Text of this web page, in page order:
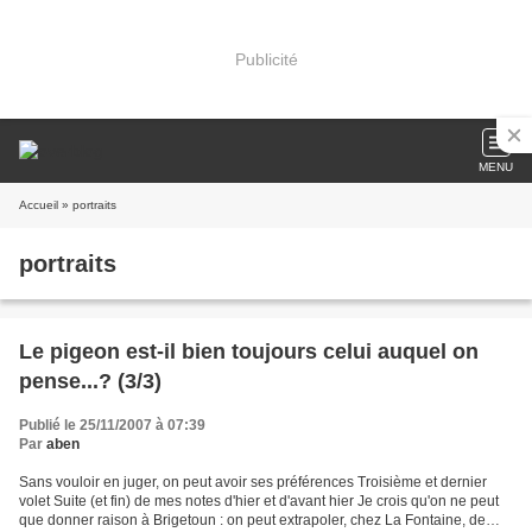
Publicité
MENU
Accueil » portraits
portraits
Le pigeon est-il bien toujours celui auquel on
pense...? (3/3)
Publié le 25/11/2007 à 07:39
Par aben
Sans vouloir en juger, on peut avoir ses préférences Troisième et dernier
volet Suite (et fin) de mes notes d'hier et d'avant hier Je crois qu'on ne peut
que donner raison à Brigetoun : on peut extrapoler, chez La Fontaine, de